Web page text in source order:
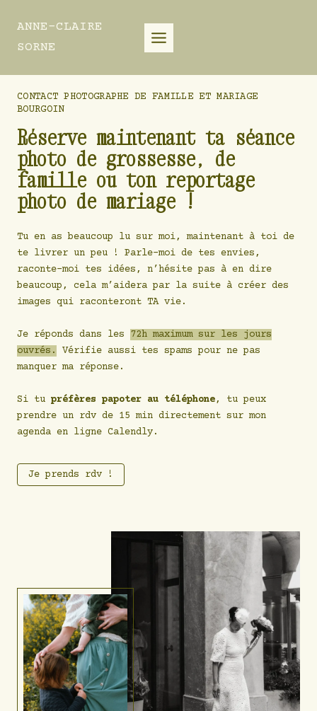
ANNE-CLAIRE
SORNE
CONTACT PHOTOGRAPHE DE FAMILLE ET MARIAGE
BOURGOIN
Réserve maintenant ta séance
photo de grossesse, de
famille ou ton reportage
photo de mariage !
Tu en as beaucoup lu sur moi, maintenant à toi de
te livrer un peu ! Parle-moi de tes envies,
raconte-moi tes idées, n’hésite pas à en dire
beaucoup, cela m’aidera par la suite à créer des
images qui raconteront TA vie.
Je réponds dans les
72h maximum sur les jours
ouvrés.
Vérifie aussi tes spams pour ne pas
manquer ma réponse.
Si tu préfères papoter au téléphone, tu peux
prendre un rdv de 15 min directement sur mon
agenda en ligne Calendly.
Je prends rdv !